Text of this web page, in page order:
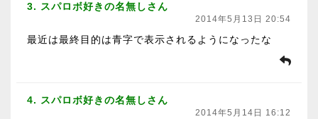
3. スパロボ好きの名無しさん
2014年5月13日 20:54
最近は最終目的は青字で表示されるようになったな
4. スパロボ好きの名無しさん
2014年5月14日 16:12